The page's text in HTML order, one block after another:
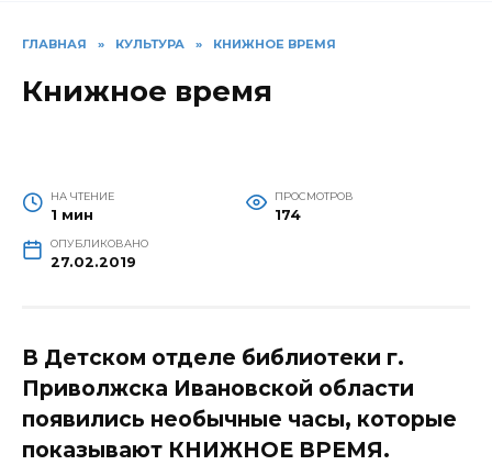
ГЛАВНАЯ » КУЛЬТУРА » КНИЖНОЕ ВРЕМЯ
Книжное время
НА ЧТЕНИЕ
1 мин
ПРОСМОТРОВ
174
ОПУБЛИКОВАНО
27.02.2019
В Детском отделе библиотеки г.
Приволжска Ивановской области
появились необычные часы, которые
показывают КНИЖНОЕ ВРЕМЯ.